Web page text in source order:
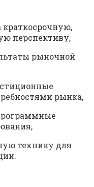
краткосрочную,
перспективу,
рыночной
рынка,
технику для